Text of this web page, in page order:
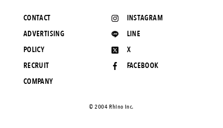
INSTAGRAM
LINE
X
FACEBOOK
CONTACT
ADVERTISING
POLICY
RECRUIT
COMPANY
©️ 2004 Rhino Inc.